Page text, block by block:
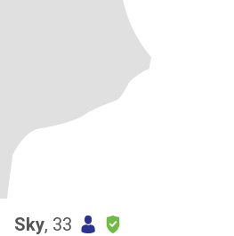
Sky, 33